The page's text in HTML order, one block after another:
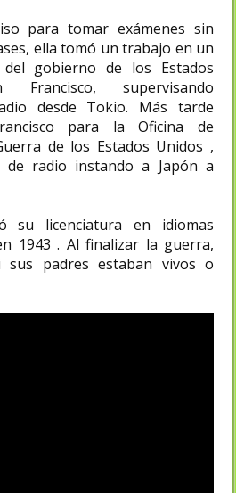
para tomar exámenes sin
ella tomó un trabajo en un
gobierno de los Estados
supervisando
desde Tokio. Más tarde
para la Oficina de
de los Estados Unidos ,
de radio instando a Japón a
su licenciatura en idiomas
1943 . Al finalizar la guerra,
padres estaban vivos o